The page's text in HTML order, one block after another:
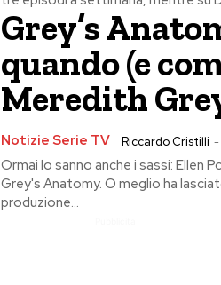
Grey’s
quando (e
Meredith
Notizie Serie TV Riccardo Cristilli -
Ormai lo sanno anche i sassi: Ellen
Grey's Anatomy. O meglio ha
produzione...